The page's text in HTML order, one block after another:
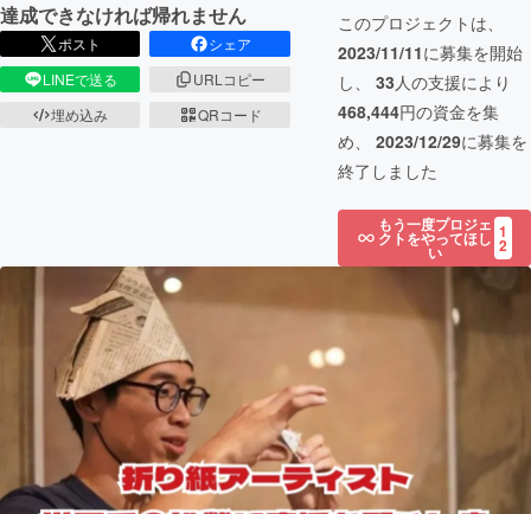
達成できなければ帰れません
ポスト
シェア
LINEで送る
URLコピー
埋め込み
QRコード
このプロジェクトは、
2023/11/11に募集を開始
し、 33人の支援により
468,444円の資金を集
め、 2023/12/29に募集を
終了しました
もう一度プロジェ
クトをやってほし
い
1
2